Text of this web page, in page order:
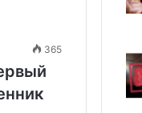
365